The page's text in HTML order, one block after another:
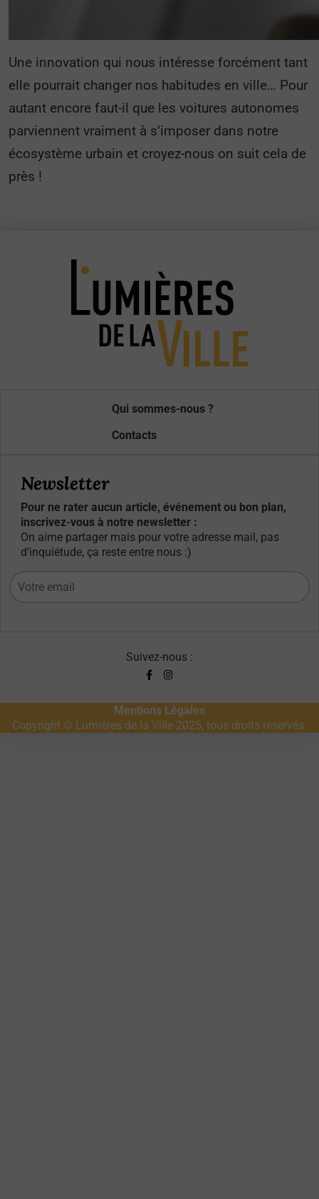
Une innovation qui nous intéresse forcément tant
elle pourrait changer nos habitudes en ville… Pour
autant encore faut-il que les voitures autonomes
parviennent vraiment à s’imposer dans notre
écosystème urbain et croyez-nous on suit cela de
près !
Qui sommes-nous ?
Contacts
Newsletter
Pour ne rater aucun article, événement ou bon plan,
inscrivez-vous à notre newsletter :
On aime partager mais pour votre adresse mail, pas
d’inquiétude, ça reste entre nous :)
Suivez-nous :
Mentions Légales
Copyright © Lumières de la Ville 2025, tous droits réservés.